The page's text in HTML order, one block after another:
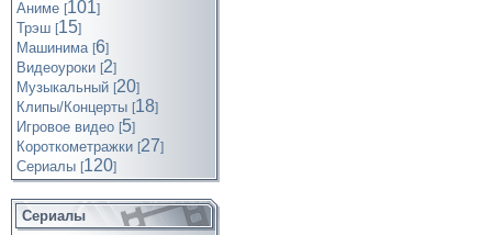
Аниме [101]
Трэш [15]
Машинима [6]
Видеоуроки [2]
Музыкальный [20]
Клипы/Концерты [18]
Игровое видео [5]
Короткометражки [27]
Cериалы [120]
Сериалы